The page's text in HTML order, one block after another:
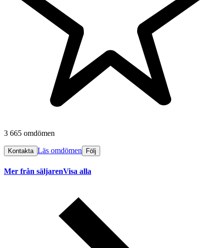
3 665 omdömen
Kontakta Läs omdömen Följ
Mer från säljarenVisa alla